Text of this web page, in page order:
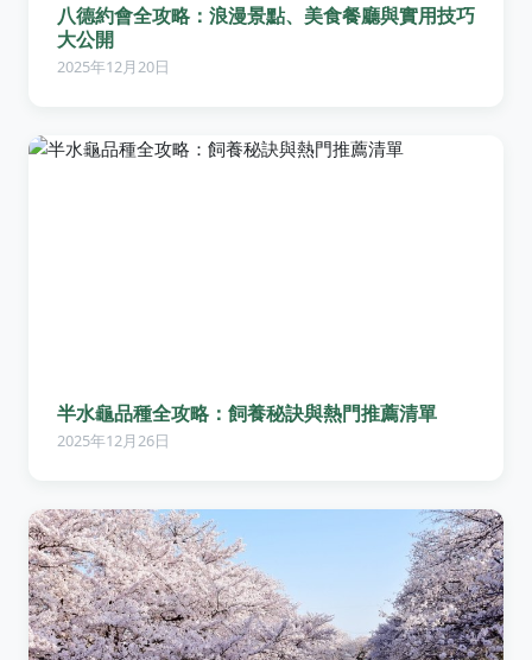
八德約會全攻略：浪漫景點、美食餐廳與實用技巧
大公開
2025年12月20日
半水龜品種全攻略：飼養秘訣與熱門推薦清單
2025年12月26日